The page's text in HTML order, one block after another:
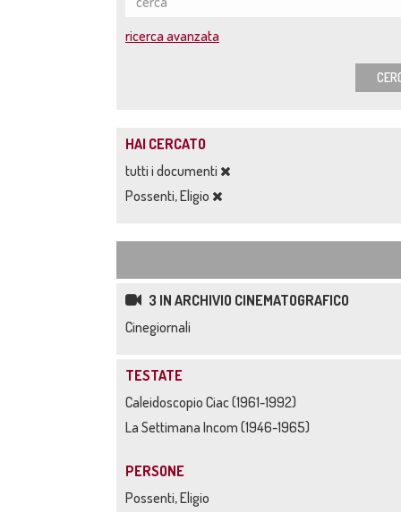
ricerca avanzata
HAI CERCATO
tutti i documenti
Possenti, Eligio
3 IN ARCHIVIO CINEMATOGRAFICO
Cinegiornali
TESTATE
Caleidoscopio Ciac (1961-1992)
La Settimana Incom (1946-1965)
PERSONE
Possenti, Eligio